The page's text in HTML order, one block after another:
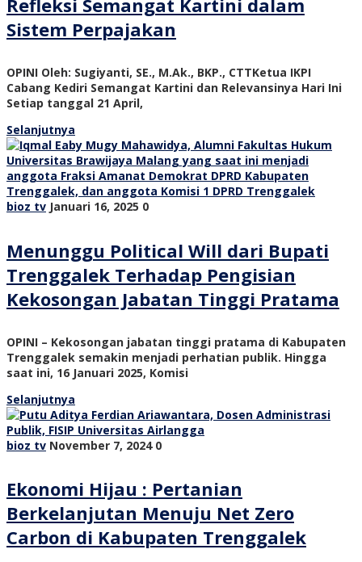
Refleksi Semangat Kartini dalam
Sistem Perpajakan
OPINI Oleh: Sugiyanti, SE., M.Ak., BKP., CTTKetua IKPI
Cabang Kediri Semangat Kartini dan Relevansinya Hari Ini
Setiap tanggal 21 April,
Selanjutnya
bioz tv Januari 16, 2025 0
Menunggu Political Will dari Bupati
Trenggalek Terhadap Pengisian
Kekosongan Jabatan Tinggi Pratama
OPINI – Kekosongan jabatan tinggi pratama di Kabupaten
Trenggalek semakin menjadi perhatian publik. Hingga
saat ini, 16 Januari 2025, Komisi
Selanjutnya
bioz tv November 7, 2024 0
Ekonomi Hijau : Pertanian
Berkelanjutan Menuju Net Zero
Carbon di Kabupaten Trenggalek